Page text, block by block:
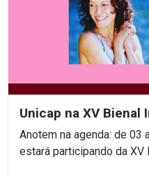
Unicap na XV
Anotem na agenda: de 03
estará participando da XV